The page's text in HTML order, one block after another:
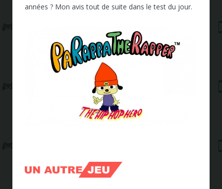
années ? Mon avis tout de suite dans le test du jour.